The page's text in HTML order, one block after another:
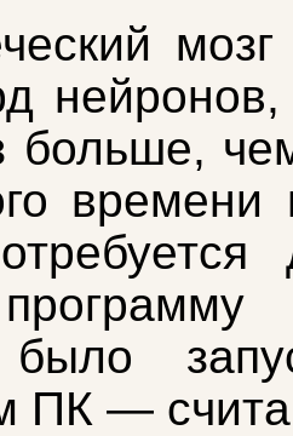
нейронов,
больше,
времени
ПК —